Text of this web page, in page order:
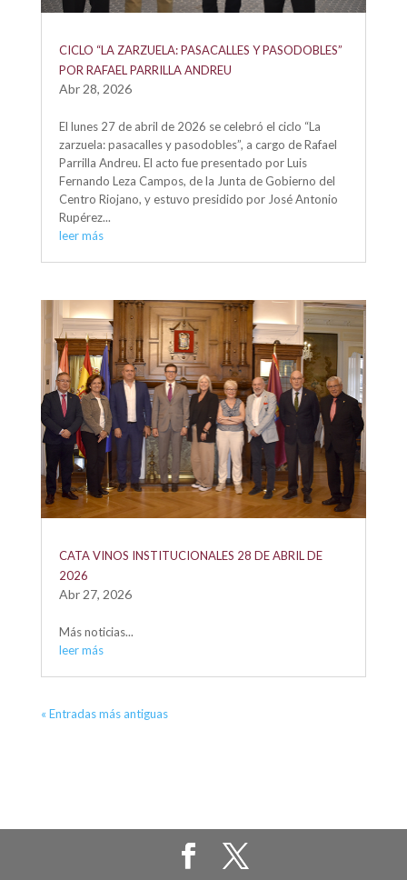
CICLO “LA ZARZUELA: PASACALLES Y PASODOBLES”
POR RAFAEL PARRILLA ANDREU
Abr 28, 2026
El lunes 27 de abril de 2026 se celebró el ciclo “La
zarzuela: pasacalles y pasodobles”, a cargo de Rafael
Parrilla Andreu. El acto fue presentado por Luis
Fernando Leza Campos, de la Junta de Gobierno del
Centro Riojano, y estuvo presidido por José Antonio
Rupérez...
leer más
CATA VINOS INSTITUCIONALES 28 DE ABRIL DE
2026
Abr 27, 2026
Más noticias...
leer más
« Entradas más antiguas